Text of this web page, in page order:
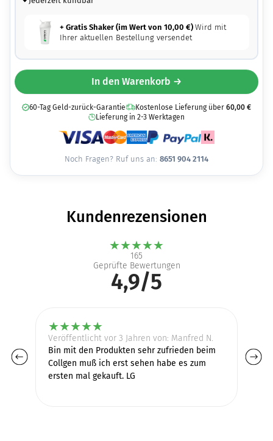
+ Gratis Shaker (im Wert von 10,00 €) Wird mit
Ihrer aktuellen Bestellung versendet
In den Warenkorb →
60-Tag Geld-zurück-Garantie Kostenlose Lieferung über 60,00 €
Lieferung in 2-3 Werktagen
Noch Fragen? Ruf uns an: 8651 904 2114
Kundenrezensionen
★★★★★
165
Geprüfte Bewertungen
4,9/5
★★★★★
Veröffentlicht vor 3 Jahren von: Manfred N.
Bin mit den Produkten sehr zufrieden beim
Collgen muß ich erst sehen habe es zum
ersten mal gekauft. LG